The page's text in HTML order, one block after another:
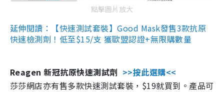
點擊圖片放大
延伸閱讀：【快速測試套裝】Good Mask發售3款抗原
快速檢測劑！低至$15/支 獲歐盟認證+無限購數量
Reagen 新冠抗原快速測試劑 >>按此選購<<
莎莎網店亦有售多款快速測試套裝，$19就買到。產品可